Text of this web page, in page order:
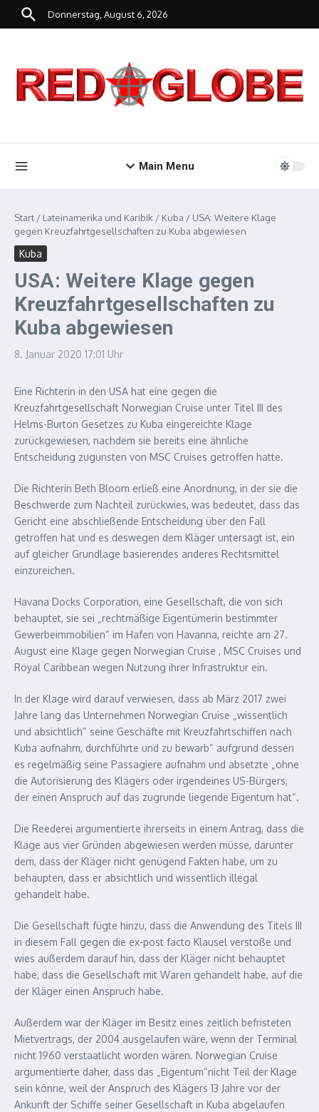
Zum Inhalt springen
Donnerstag, August 6, 2026
Main Menu
Start / Lateinamerika und Karibik / Kuba / USA: Weitere Klage
gegen Kreuzfahrtgesellschaften zu Kuba abgewiesen
Kuba
USA: Weitere Klage gegen
Kreuzfahrtgesellschaften zu
Kuba abgewiesen
8. Januar 2020 17:01 Uhr
Eine Richterin in den USA hat eine gegen die
Kreuzfahrtgesellschaft Norwegian Cruise unter Titel III des
Helms-Burton Gesetzes zu Kuba eingereichte Klage
zurückgewiesen, nachdem sie bereits eine ähnliche
Entscheidung zugunsten von MSC Cruises getroffen hatte.
Die Richterin Beth Bloom erließ eine Anordnung, in der sie die
Beschwerde zum Nachteil zurückwies, was bedeutet, dass das
Gericht eine abschließende Entscheidung über den Fall
getroffen hat und es deswegen dem Kläger untersagt ist, ein
auf gleicher Grundlage basierendes anderes Rechtsmittel
einzureichen.
Havana Docks Corporation, eine Gesellschaft, die von sich
behauptet, sie sei „rechtmäßige Eigentümerin bestimmter
Gewerbeimmobilien“ im Hafen von Havanna, reichte am 27.
August eine Klage gegen Norwegian Cruise , MSC Cruises und
Royal Caribbean wegen Nutzung ihrer Infrastruktur ein.
In der Klage wird darauf verwiesen, dass ab März 2017 zwei
Jahre lang das Unternehmen Norwegian Cruise „wissentlich
und absichtlich“ seine Geschäfte mit Kreuzfahrtschiffen nach
Kuba aufnahm, durchführte und zu bewarb“ aufgrund dessen
es regelmäßig seine Passagiere aufnahm und absetzte „ohne
die Autorisierung des Klägers oder irgendeines US-Bürgers,
der einen Anspruch auf das zugrunde liegende Eigentum hat“.
Die Reederei argumentierte ihrerseits in einem Antrag, dass die
Klage aus vier Gründen abgewiesen werden müsse, darunter
dem, dass der Kläger nicht genügend Fakten habe, um zu
behaupten, dass er absichtlich und wissentlich illegal
gehandelt habe.
Die Gesellschaft fügte hinzu, dass die Anwendung des Titels III
in diesem Fall gegen die ex-post facto Klausel verstoße und
wies außerdem darauf hin, dass der Kläger nicht behauptet
habe, dass die Gesellschaft mit Waren gehandelt habe, auf die
der Kläger einen Anspruch habe.
Außerdem war der Kläger im Besitz eines zeitlich befristeten
Mietvertrags, der 2004 ausgelaufen wäre, wenn der Terminal
nicht 1960 verstaatlicht worden wären. Norwegian Cruise
argumentierte daher, dass das „Eigentum“nicht Teil der Klage
sein könne, weil der Anspruch des Klägers 13 Jahre vor der
Ankunft der Schiffe seiner Gesellschaft in Kuba abgelaufen